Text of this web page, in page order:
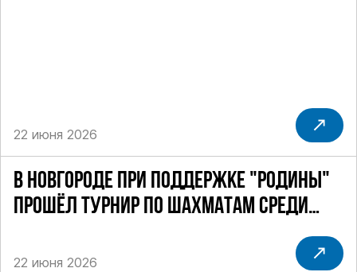
22 июня 2026
В НОВГОРОДЕ ПРИ ПОДДЕРЖКЕ "РОДИНЫ"
ПРОШЁЛ ТУРНИР ПО ШАХМАТАМ СРЕДИ
22 июня 2026